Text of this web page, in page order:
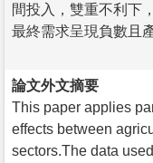
間投入，雙重不利下
最終需求呈現負數且
論文外文摘要
This paper applies
effects between
sectors.The data